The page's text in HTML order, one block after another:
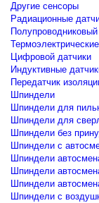
Другие сенсоры
Радиационные
Полупроводниковый
Цифровой датчики
Индуктивные
Передатчик
Шпиндели
Шпиндели для
Шпиндели для
Шпиндели без
Шпиндели с
Шпиндели
Шпиндели
Шпиндели
Шпиндели с